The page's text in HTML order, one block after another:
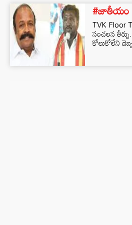
#జాతీయం
TVK Floor
సంచలన
కోలుకోలేని